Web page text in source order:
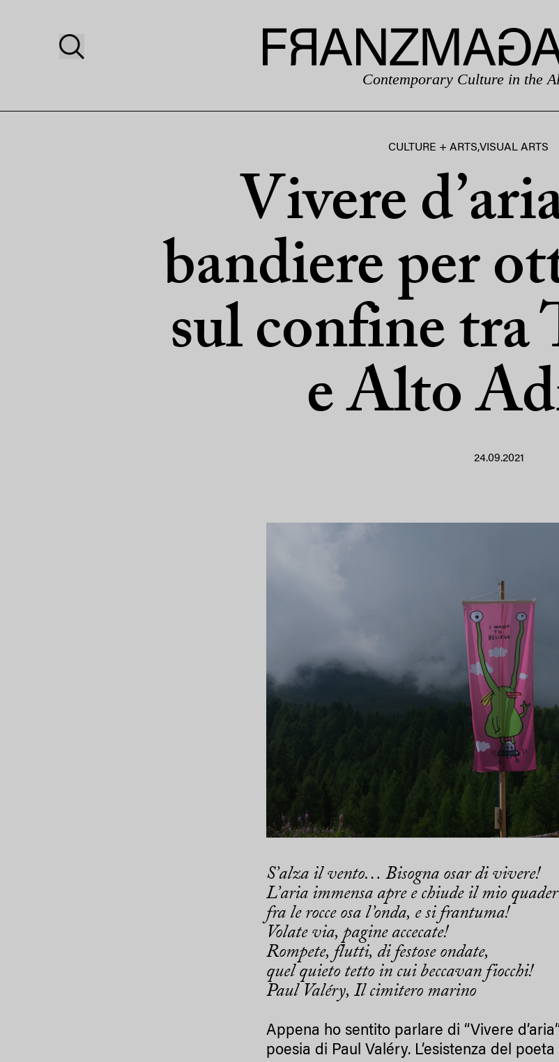
Contemporary Culture in the
CULTURE + ARTS,VISUAL ARTS
Vivere
bandiere per
sul confine tra
e Alto
24.09.2021
S’alza il vento… Bisogna osar di vivere!
L’aria immensa apre e chiude il mio
fra le rocce osa l’onda, e si frantuma!
Volate via, pagine accecate!
Rompete, flutti, di festose ondate,
quel quieto tetto in cui beccavan fiocchi!
Paul Valéry, Il cimitero marino
Appena ho sentito parlare di “Vivere
poesia di Paul Valéry. L’esistenza del